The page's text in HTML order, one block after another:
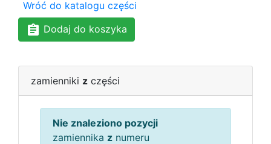
Wróć do katalogu części
Dodaj do koszyka
zamienniki z części
Nie znaleziono pozycji
zamiennika z numeru